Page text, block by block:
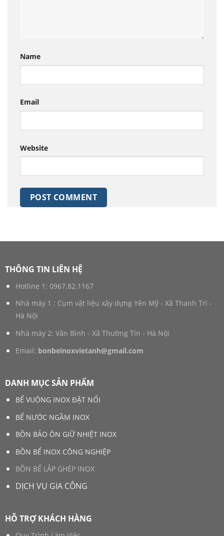
Name
Email
Website
THÔNG TIN LIÊN HỆ
Hotline 1: 0967.82.1167
Nhà máy 1 : Cụm vật liệu xây dựng Yên Mỹ - Xã Thanh Trì -
Hà Nội
Nhà máy 2: Văn Bình - Xã Thường Tín - Hà Nội
Email: bonbeinoxvietanh@gmail.com
DANH MỤC SẢN PHẨM
BỂ VUÔNG INOX ĐẶT NỔI
BỂ NƯỚC NGẦM INOX
BỒN BẢO ÔN GIỮ NHIỆT INOX
BỒN BỂ INOX CÔNG NGHIỆP
BỒN BỂ LẮP GHÉP INOX
DỊCH VỤ GIA CÔNG
HỖ TRỢ KHÁCH HÀNG